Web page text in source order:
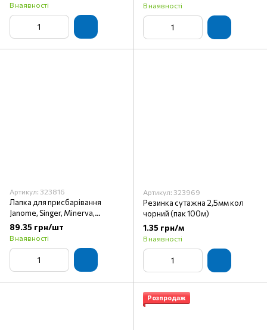
В наявності В наявності
Артикул: 323816
Лапка для присбарівання
Janome, Singer, Minerva,
Brother (арт. PF30020)(S-
6001)
89.35 грн/шт
В наявності
Артикул: 323969
Резинка сутажна 2,5мм кол
чорний (пак 100м)
1.35 грн/м
В наявності
Розпродаж